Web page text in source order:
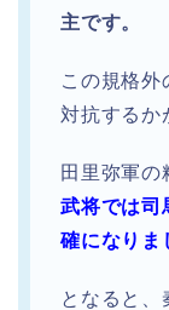
主です。
この規格外
対抗するか
田里弥軍の
武将では司
確になりま
となると、